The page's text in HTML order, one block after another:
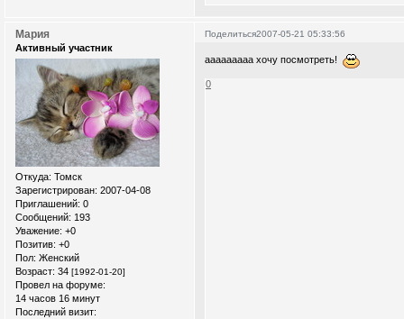
Поделиться2007-05-21 05:33:56
Мария
Активный участник
Откуда: Томск
Зарегистрирован: 2007-04-08
Приглашений: 0
Сообщений: 193
Уважение: +0
Позитив: +0
Пол: Женский
Возраст: 34 [1992-01-20]
Провел на форуме:
14 часов 16 минут
Последний визит:
ааааааааа хочу посмотреть!
0